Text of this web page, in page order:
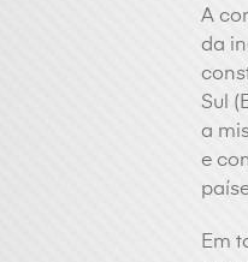
A
da
Sul
a
e
Em